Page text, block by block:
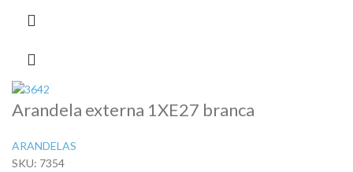
Arandela externa 1XE27 branca
ARANDELAS
SKU: 7354